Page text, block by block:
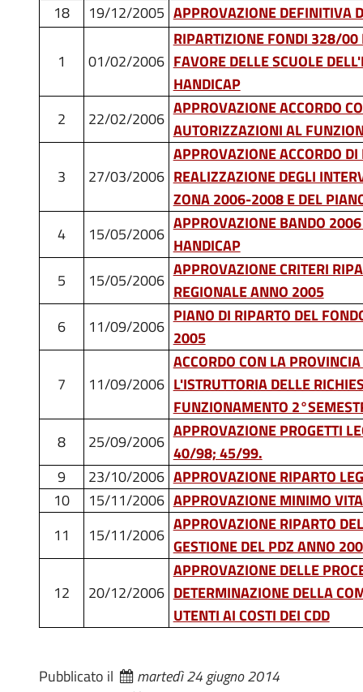
18
19/12/2005 APPROVAZIONE DEFINITIVA
1 01/02/2006
RIPARTIZIONE FONDI 328/00
FAVORE DELLE SCUOLE
HANDICAP
2
22/02/2006
APPROVAZIONE ACCORDO
AUTORIZZAZIONI AL
3 27/03/2006
APPROVAZIONE ACCORDO
REALIZZAZIONE DEGLI
ZONA 2006-2008 E DEL
4
15/05/2006
APPROVAZIONE BANDO
HANDICAP
5
15/05/2006
APPROVAZIONE CRITERI
REGIONALEANNO 2005
6
11/09/2006
PIANO DI RIPARTO DEL
2005
7 11/09/2006
ACCORDO CON LA
L'ISTRUTTORIA DELLE
FUNZIONAMENTO
8
25/09/2006
APPROVAZIONE PROGETTI
40/98; 45/99.
9
23/10/2006 APPROVAZIONE RIPARTO
10
15/11/2006 APPROVAZIONE MINIMO
11
15/11/2006
APPROVAZIONE RIPARTO
GESTIONE DEL PDZ ANNO
12 20/12/2006
APPROVAZIONE DELLE
DETERMINAZIONE DELLA
UTENTI AI COSTI DEI CDD
Pubblicato il
martedì 24 giugno 2014